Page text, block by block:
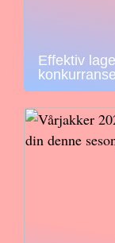
Effektiv